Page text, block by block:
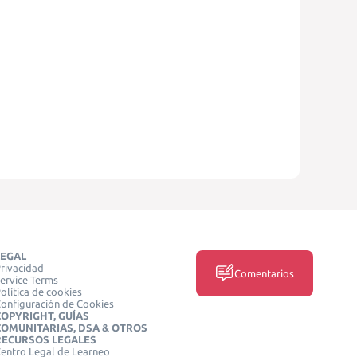
Terms
de cookies
de Cookies
GUÍAS
DSA & OTROS
LEGALES
Legal de Learneo
Comentarios